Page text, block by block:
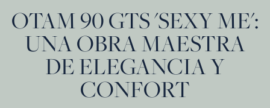
OTAM 90 GTS 'SEXY ME':
UNA OBRA MAESTRA
DE ELEGANCIA Y
CONFORT